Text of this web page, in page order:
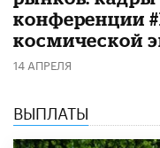
конференции
космической
14 АПРЕЛЯ
ВЫПЛАТЫ